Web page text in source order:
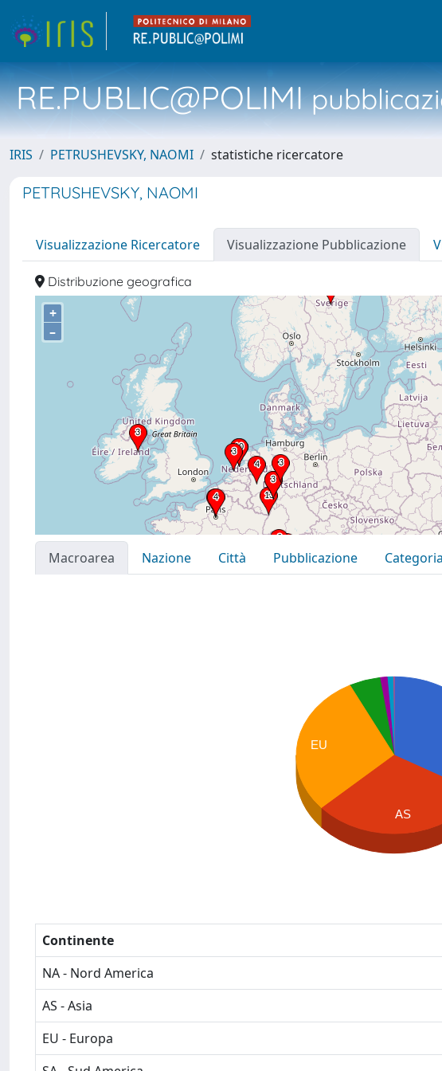
RE.PUBLIC@POLIMI
IRIS PETRUSHEVSKY, NAOMI statistiche ricercatore
PETRUSHEVSKY, NAOMI
Visualizzazione Ricercatore Visualizzazione Pubblicazione
Distribuzione geografica
+
–
Macroarea Nazione Città Pubblicazione Categoria
EU
AS
Continente
NA - Nord America
AS - Asia
EU - Europa